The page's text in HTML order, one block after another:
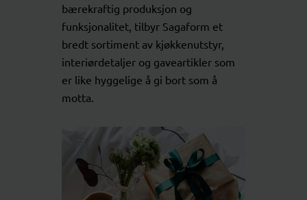
bærekraftig produksjon og
funksjonalitet, tilbyr Sagaform et
bredt sortiment av kjøkkenutstyr,
interiørdetaljer og gaveartikler som
er like hyggelige å gi bort som å
motta.